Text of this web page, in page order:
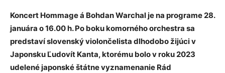
Koncert Hommage á Bohdan Warchal je na programe 28.
januára o 16.00 h. Po boku komorného orchestra sa
predstaví slovenský violončelista dlhodobo žijúci v
Japonsku Ľudovít Kanta, ktorému bolo v roku 2023
udelené japonské štátne vyznamenanie Rád